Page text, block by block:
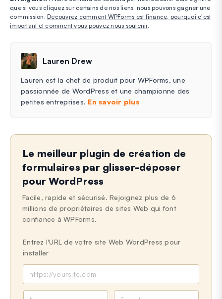
que si vous cliquez sur certains de nos liens, nous pouvons gagner une
commission. Découvrez comment WPForms est financé, pourquoi c'est
important et comment vous pouvez nous soutenir.
Lauren Drew
Lauren est la chef de produit pour WPForms, une
passionnée de WordPress et une championne des
petites entreprises. En savoir plus
Le meilleur plugin de création de
formulaires par glisser-déposer
pour WordPress
Facile, rapide et sécurisé. Rejoignez plus de 6
millions de propriétaires de sites Web qui font
confiance à WPForms.
Entrez l'URL de votre site Web WordPress pour
installer